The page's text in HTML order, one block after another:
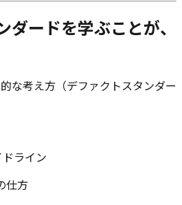
ダードを学ぶことが、
な考え方（デファクトスタンダー
ライン
仕方